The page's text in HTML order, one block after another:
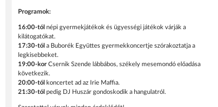
Programok:
16:00-tól népi gyermekjátékok és ügyességi játékok várják a
kilátogatókat.
17:30-tól a Buborék Együttes gyermekkoncertje szórakoztatja a
legkisebbeket.
19:00-korCsernik Szende lábbábos, székely mesemondó előadása
következik.
20:00-tól
koncertet ad az Irie Maffia.
21:30-tól pedig DJ Huszár gondoskodik a hangulatról.